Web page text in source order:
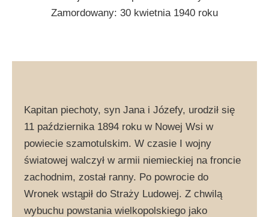
Zamordowany: 30 kwietnia 1940 roku
Kapitan piechoty, syn Jana i Józefy, urodził się
11 października 1894 roku w Nowej Wsi w
powiecie szamotulskim. W czasie I wojny
światowej walczył w armii niemieckiej na froncie
zachodnim, został ranny. Po powrocie do
Wronek wstąpił do Straży Ludowej. Z chwilą
wybuchu powstania wielkopolskiego jako